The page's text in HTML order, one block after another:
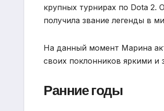
крупных турнирах по Dota 2.
получила звание легенды в
На данный момент Марина
своих поклонников яркими
Ранние годы